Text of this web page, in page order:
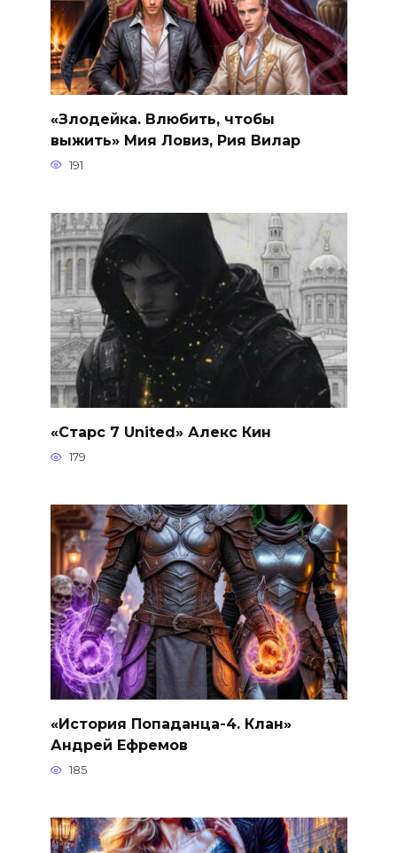
«Злодейка. Влюбить, чтобы
выжить» Мия Ловиз, Рия Вилар
191
«Старс 7 United» Алекс Кин
179
«История Попаданца-4. Клан»
Андрей Ефремов
185